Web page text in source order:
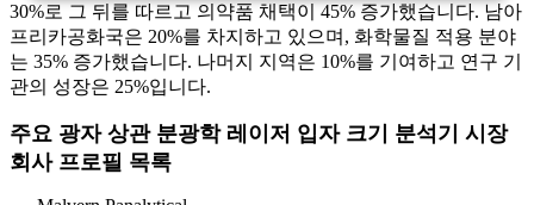
30%로 그 뒤를 따르고 의약품 채택이 45% 증가했습니다. 남아
프리카공화국은 20%를 차지하고 있으며, 화학물질 적용 분야
는 35% 증가했습니다. 나머지 지역은 10%를 기여하고 연구 기
관의 성장은 25%입니다.
주요 광자 상관 분광학 레이저 ​​입자 크기 분석기 시장
회사 프로필 목록